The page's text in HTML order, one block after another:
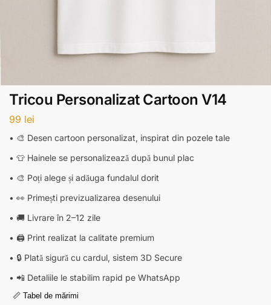
Tricou Personalizat Cartoon V14
99 lei
• 🎨 Desen cartoon personalizat, inspirat din pozele tale
• 👕 Hainele se personalizează după bunul plac
• 🎨 Poți alege și adăuga fundalul dorit
• 👀 Primești previzualizarea desenului
• 🚚 Livrare în 2–12 zile
• 🖨️ Print realizat la calitate premium
• 🔒 Plată sigură cu cardul, sistem 3D Secure
• 📲 Detaliile le stabilim rapid pe WhatsApp
📏 Tabel de mărimi